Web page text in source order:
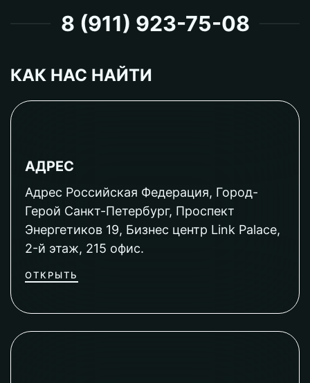
8 (911) 923-75-08
КАК НАС НАЙТИ
АДРЕС
Адрес Российская Федерация, Город-
Герой Санкт-Петербург, Проспект
Энергетиков 19, Бизнес центр Link Palace,
2-й этаж, 215 офис.
ОТКРЫТЬ